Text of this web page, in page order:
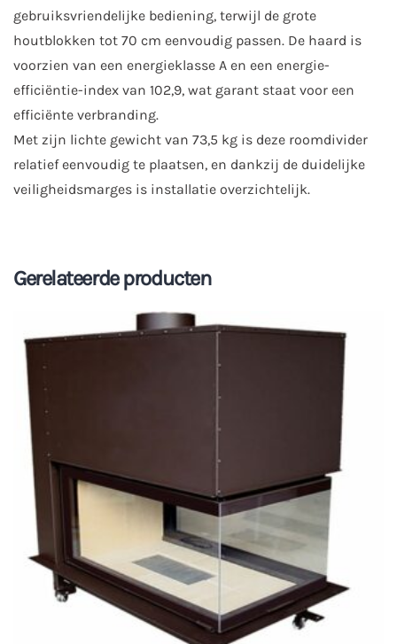
gebruiksvriendelijke bediening, terwijl de grote
houtblokken tot 70 cm eenvoudig passen. De haard is
voorzien van een energieklasse A en een energie-
efficiëntie-index van 102,9, wat garant staat voor een
efficiënte verbranding.
Met zijn lichte gewicht van 73,5 kg is deze roomdivider
relatief eenvoudig te plaatsen, en dankzij de duidelijke
veiligheidsmarges is installatie overzichtelijk.
Gerelateerde producten